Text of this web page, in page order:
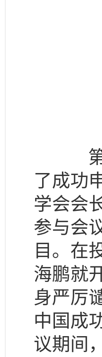
第
了成功
学会会
参与会
目。在
海鹏就
身严厉
中国成
议期间